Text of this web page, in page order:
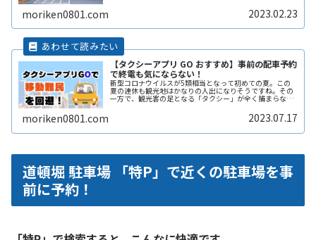
moriken0801.com 2023.02.23
【タクシーアプリ GO おすすめ】事前の配車予約
で終電も気にならない！
新型コロナウイルスが5類相当となって初めての夏。この
夏の連休も観光地はかなりの人出になりそうですね。その
一方で、観光客の足となる「タクシー」が全く捕まらな
い、という問題も出てきているようです。また夜遅くまで
遊んで終電を逃した方へもおススメすReadMore...
moriken0801.com 2023.07.17
道頓堀 駐車場 「特P」で近くの駐車場を事
前に予約！